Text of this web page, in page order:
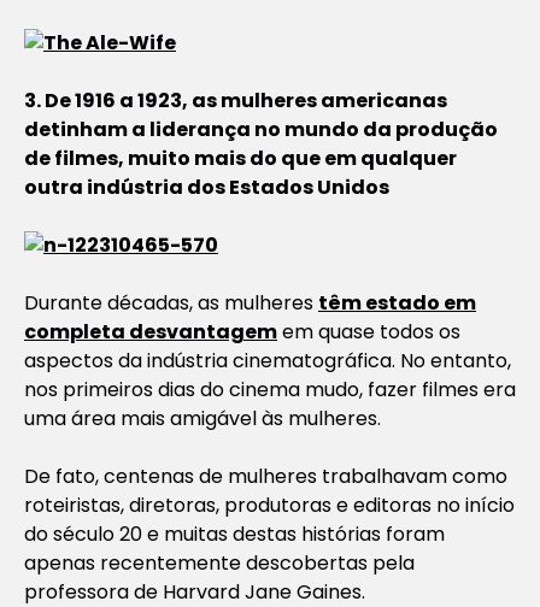
3. De 1916 a 1923, as mulheres americanas
detinham a liderança no mundo da produção
de filmes, muito mais do que em qualquer
outra indústria dos Estados Unidos
Durante décadas, as mulheres têm estado em
completa desvantagemem quase todos os
aspectos da indústria cinematográfica. No entanto,
nos primeiros dias do cinema mudo, fazer filmes era
uma área mais amigável às mulheres.
De fato, centenas de mulheres trabalhavam como
roteiristas, diretoras, produtoras e editoras no início
do século 20 e muitas destas histórias foram
apenas recentemente descobertas pela
professora de Harvard Jane Gaines.